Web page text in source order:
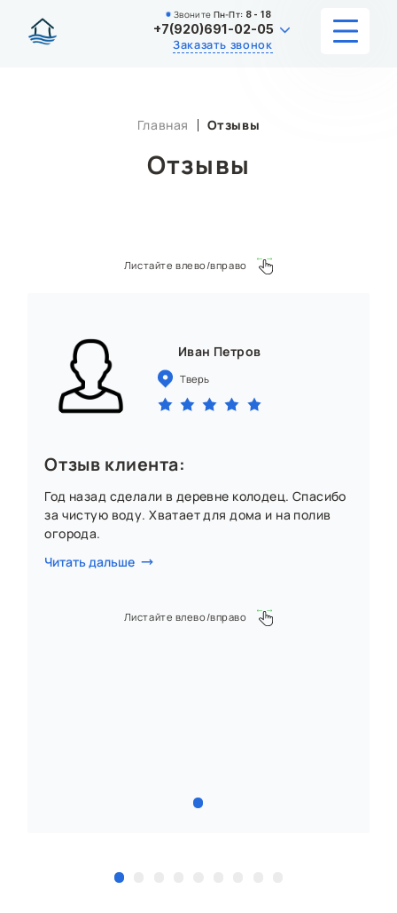
Звоните Пн-Пт: 8 - 18
+7(920)691-02-05
Заказать звонок
КОНТАКТЫ
Главная Отзывы
Отзывы
Листайте влево/вправо
Иван Петров
Тверь
Отзыв клиента:
Год назад сделали в деревне колодец. Спасибо
за чистую воду. Хватает для дома и на полив
огорода.
Читать дальше
Листайте влево/вправо